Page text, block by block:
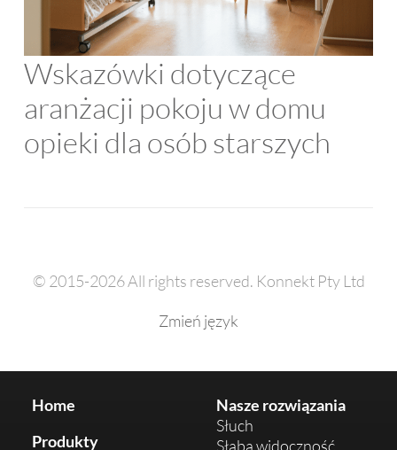
Wskazówki dotyczące
aranżacji pokoju w domu
opieki dla osób starszych
© 2015-2026 All rights reserved. Konnekt Pty Ltd
Zmień język
Home
Produkty
Nasze rozwiązania
Słuch
Słaba widoczność